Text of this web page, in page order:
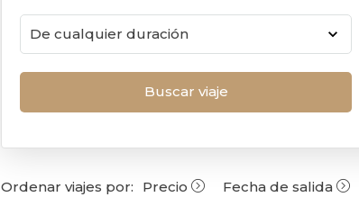
Ordenar viajes por: Precio Fecha de salida